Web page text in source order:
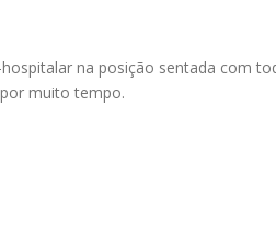
na posição sentada com
muito tempo.